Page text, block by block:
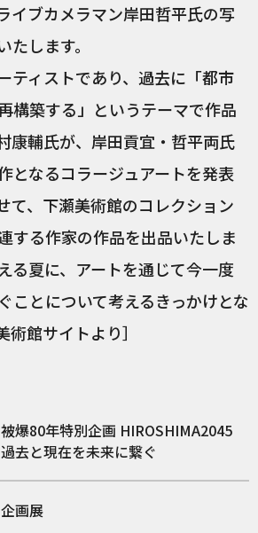
イブカメラマン岸田哲平氏の写
します。
ティストであり、過去に「都市
構築する」というテーマで作品
康輔氏が、岸田貢宜・哲平両氏
となるコラージュアートを発表
て、下瀬美術館のコレクション
する作家の作品を出品いたしま
る夏に、アートを通じて今一度
ことについて考えるきっかけとな
館サイトより］
被爆80年特別企画 HIROSHIMA2045
過去と現在を未来に繋ぐ
企画展